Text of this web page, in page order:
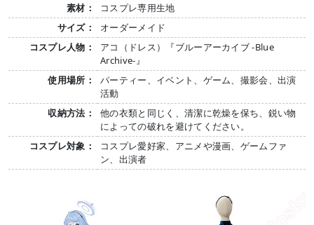
素材：
コスプレ専用生地
サイズ：
オーダーメイド
コスプレ人物：
アコ（ドレス）『ブルーアーカイブ -Blue
Archive-』
使用場所：
パーティー、イベント、ゲーム、撮影会、出演
活動
収納方法：
他の衣類と同じく、清潔に乾燥を保ち、鋭い物
によっての破れを避けてください。
コスプレ対象：
コスプレ愛好家、アニメや漫画、ゲームファ
ン、出演者